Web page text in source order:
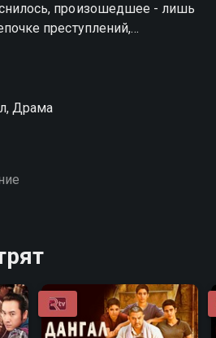
произошедшее - лишь
преступлений,
убийцей. Виновен ли один
игры?
Драма